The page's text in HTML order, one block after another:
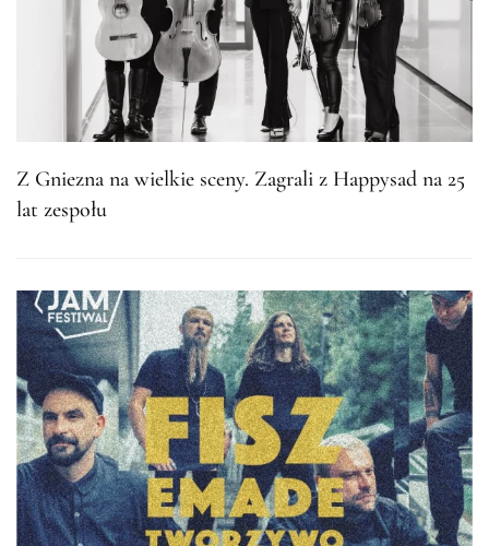
Z Gniezna na wielkie sceny. Zagrali z Happysad na 25
lat zespołu